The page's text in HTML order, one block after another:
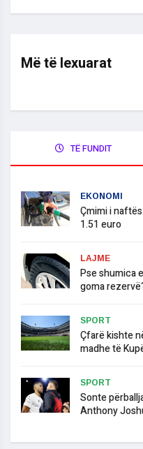
Më të lexuarat
TË FUNDIT
EKONOMI
Çmimi i
1.51 euro
LAJME
Pse shumica
goma
SPORT
Çfarë kishte
madhe të
SPORT
Sonte
Anthony